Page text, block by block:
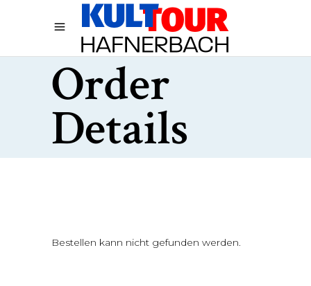
Order
Details
Bestellen kann nicht gefunden werden.